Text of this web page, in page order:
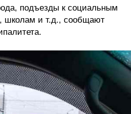
подъезды к социальным
школам и т.д., сообщают